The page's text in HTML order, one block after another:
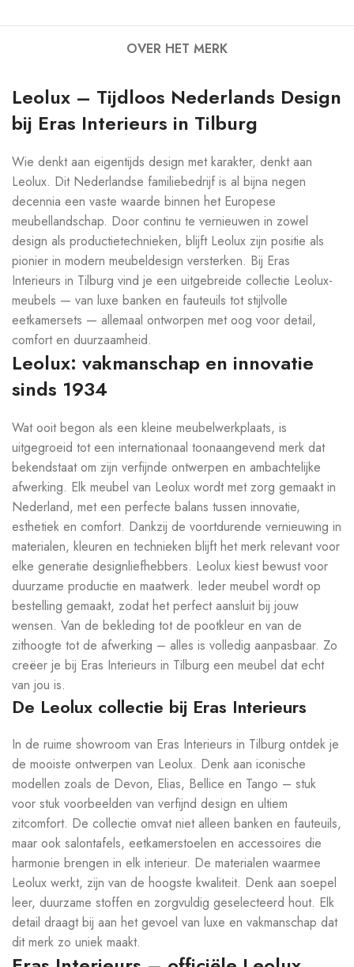
OVER HET MERK
Leolux – Tijdloos Nederlands Design
bij Eras Interieurs in Tilburg
Wie denkt aan eigentijds design met karakter, denkt aan
Leolux. Dit Nederlandse familiebedrijf is al bijna negen
decennia een vaste waarde binnen het Europese
meubellandschap. Door continu te vernieuwen in zowel
design als productietechnieken, blijft Leolux zijn positie als
pionier in modern meubeldesign versterken. Bij Eras
Interieurs in Tilburg vind je een uitgebreide collectie Leolux-
meubels — van luxe banken en fauteuils tot stijlvolle
eetkamersets — allemaal ontworpen met oog voor detail,
comfort en duurzaamheid.
Leolux: vakmanschap en innovatie
sinds 1934
Wat ooit begon als een kleine meubelwerkplaats, is
uitgegroeid tot een internationaal toonaangevend merk dat
bekendstaat om zijn verfijnde ontwerpen en ambachtelijke
afwerking. Elk meubel van Leolux wordt met zorg gemaakt in
Nederland, met een perfecte balans tussen innovatie,
esthetiek en comfort. Dankzij de voortdurende vernieuwing in
materialen, kleuren en technieken blijft het merk relevant voor
elke generatie designliefhebbers. Leolux kiest bewust voor
duurzame productie en maatwerk. Ieder meubel wordt op
bestelling gemaakt, zodat het perfect aansluit bij jouw
wensen. Van de bekleding tot de pootkleur en van de
zithoogte tot de afwerking – alles is volledig aanpasbaar. Zo
creëer je bij Eras Interieurs in Tilburg een meubel dat echt
van jou is.
De Leolux collectie bij Eras Interieurs
In de ruime showroom van Eras Interieurs in Tilburg ontdek je
de mooiste ontwerpen van Leolux. Denk aan iconische
modellen zoals de Devon, Elias, Bellice en Tango – stuk
voor stuk voorbeelden van verfijnd design en ultiem
zitcomfort. De collectie omvat niet alleen banken en fauteuils,
maar ook salontafels, eetkamerstoelen en accessoires die
harmonie brengen in elk interieur. De materialen waarmee
Leolux werkt, zijn van de hoogste kwaliteit. Denk aan soepel
leer, duurzame stoffen en zorgvuldig geselecteerd hout. Elk
detail draagt bij aan het gevoel van luxe en vakmanschap dat
dit merk zo uniek maakt.